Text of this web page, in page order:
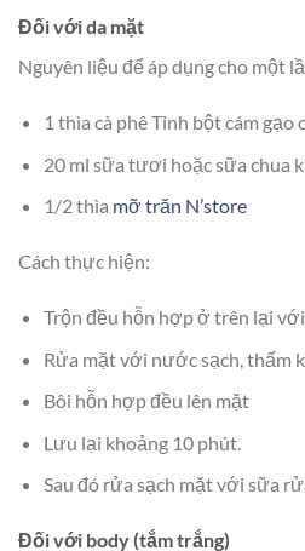
Đối với da mặt
Nguyên liệu để áp dụng cho một
1 thìa cà phê Tinh bột cám gạo
20 ml sữa tươi hoặc sữa chua
1/2 thìa mỡ trăn N’store
Cách thực hiện:
Trộn đều hỗn hợp ở trên lại
Rửa mặt với nước sạch, thấm
Bôi hỗn hợp đều lên mặt
Lưu lại khoảng 10 phút.
Sau đó rửa sạch mặt với sữa
Đối với body (tắm trắng)